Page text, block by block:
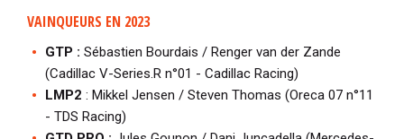
VAINQUEURS EN 2023
GTP : Sébastien Bourdais / Renger van der Zande
(Cadillac V-Series.R n°01 - Cadillac Racing)
LMP2 : Mikkel Jensen / Steven Thomas (Oreca 07 n°11
- TDS Racing)